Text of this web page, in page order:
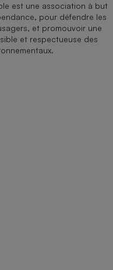
est une association à but
pour défendre les
et promouvoir une
et respectueuse des